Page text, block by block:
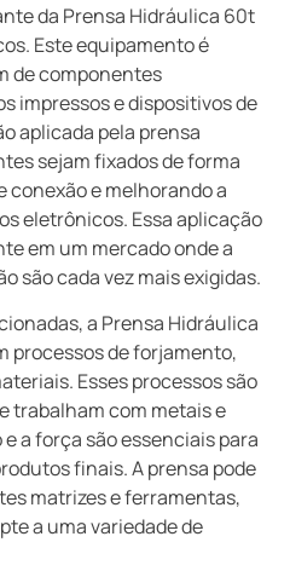
da Prensa Hidráulica 60t
Este equipamento é
de componentes
impressos e dispositivos de
aplicada pela prensa
sejam fixados de forma
conexão e melhorando a
eletrônicos. Essa aplicação
em um mercado onde a
são cada vez mais exigidas.
a Prensa Hidráulica
processos de forjamento,
Esses processos são
trabalham com metais e
a força são essenciais para
finais. A prensa pode
matrizes e ferramentas,
a uma variedade de